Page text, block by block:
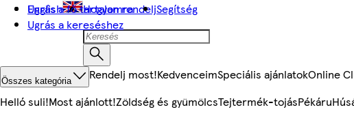
Ugrás a fő tartalomra
Ugrás a kereséshez
English Hogyan rendeljSegítség
Összes kategória Rendelj most!KedvenceimSpeciális ajánlatokOnline
Helló suli!Most ajánlott!Zöldség és gyümölcsTejtermék-tojásPékáru